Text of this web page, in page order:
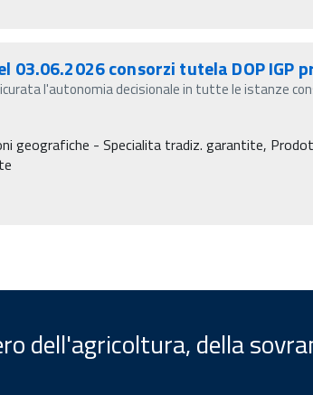
03.06.2026 consorzi tutela DOP IGP
l'autonomia decisionale in tutte le istanze
geografiche - Specialita tradiz. garantite,
dell'agricoltura, della